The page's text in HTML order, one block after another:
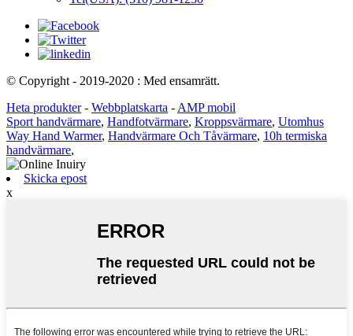
© Copyright - 2019-2020 : Med ensamrätt.
Heta produkter- Webbplatskarta - AMP mobil
Sport handvärmare, Handfotvärmare, Kroppsvärmare, Utomhus
Way Hand Warmer, Handvärmare Och Tåvärmare, 10h termiska
handvärmare,
Skicka epost
x